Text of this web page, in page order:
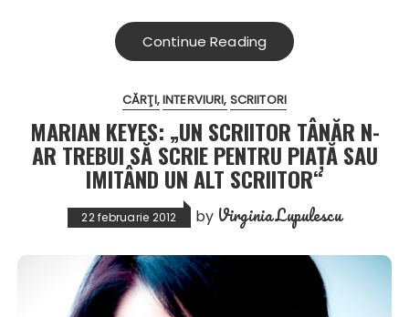
Continue Reading
CĂRŢI INTERVIURI SCRIITORI
MARIAN KEYES: „UN SCRIITOR TÂNĂR N-
AR TREBUI SĂ SCRIE PENTRU PIAȚĂ SAU
IMITÂND UN ALT SCRIITOR“
22 februarie 2012 by Virginia Lupulescu